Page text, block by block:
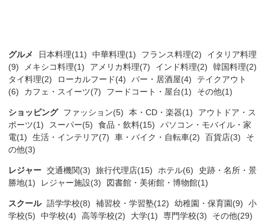
グルメ 日本料理(11) 中華料理(1) フランス料理(2)
イタリア料理
(9)
メキシコ料理(1) アメリカ料理(7) インド料理(2)
韓国料理(2)
タイ料理(2)
ローカルフード(4) バー・居酒屋(4)
テイクアウト
(6)
カフェ・スイーツ(7) フードコート・屋台(1) その他(1)
ショッピング ファッション(5) 本・CD・楽器(1)
アウトドア・ス
ポーツ(1)
スーパー(5) 食品・飲料(15)
パソコン・モバイル・家
電(1)
生活・インテリア(7) 車・バイク・自転車(2) 百貨店(3)
そ
の他(3)
レジャー 交通機関(3) 旅行代理店(15) ホテル(6)
史跡・名所・景
勝地(1)
レジャー施設(3) 図書館・美術館・博物館(1)
スクール 語学学校(8) 補習校・学習塾(12) 幼稚園・保育園(9)
小
学校(5)
中学校(4) 高等学校(2) 大学(1) 専門学校(3) その他(29)